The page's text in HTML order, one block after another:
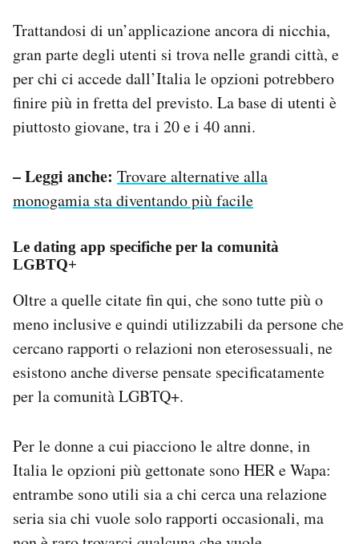
Trattandosi di un’applicazione ancora di nicchia,
gran parte degli utenti si trova nelle grandi città, e
per chi ci accede dall’Italia le opzioni potrebbero
finire più in fretta del previsto. La base di utenti è
piuttosto giovane, tra i 20 e i 40 anni.
– Leggi anche: Trovare alternative alla
monogamia sta diventando più facile
Le dating app specifiche per la comunità
LGBTQ+
Oltre a quelle citate fin qui, che sono tutte più o
meno inclusive e quindi utilizzabili da persone che
cercano rapporti o relazioni non eterosessuali, ne
esistono anche diverse pensate specificatamente
per la comunità LGBTQ+.
Per le donne a cui piacciono le altre donne, in
Italia le opzioni più gettonate sono HER e Wapa:
entrambe sono utili sia a chi cerca una relazione
seria sia chi vuole solo rapporti occasionali, ma